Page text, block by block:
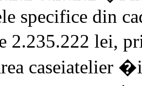
specifice din
2.235.222 lei,
caseiatelier